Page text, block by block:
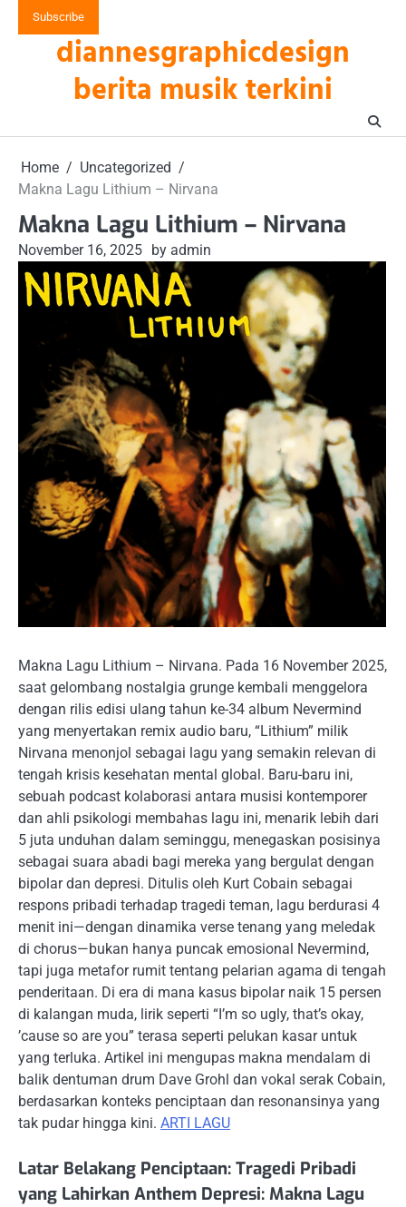
Subscribe
diannesgraphicdesign
berita musik terkini
Home
Uncategorized
Makna Lagu Lithium – Nirvana
Makna Lagu Lithium – Nirvana
November 16, 2025 by admin
Makna Lagu Lithium – Nirvana. Pada 16 November 2025,
saat gelombang nostalgia grunge kembali menggelora
dengan rilis edisi ulang tahun ke-34 album Nevermind
yang menyertakan remix audio baru, “Lithium” milik
Nirvana menonjol sebagai lagu yang semakin relevan di
tengah krisis kesehatan mental global. Baru-baru ini,
sebuah podcast kolaborasi antara musisi kontemporer
dan ahli psikologi membahas lagu ini, menarik lebih dari
5 juta unduhan dalam seminggu, menegaskan posisinya
sebagai suara abadi bagi mereka yang bergulat dengan
bipolar dan depresi. Ditulis oleh Kurt Cobain sebagai
respons pribadi terhadap tragedi teman, lagu berdurasi 4
menit ini—dengan dinamika verse tenang yang meledak
di chorus—bukan hanya puncak emosional Nevermind,
tapi juga metafor rumit tentang pelarian agama di tengah
penderitaan. Di era di mana kasus bipolar naik 15 persen
di kalangan muda, lirik seperti “I’m so ugly, that’s okay,
’cause so are you” terasa seperti pelukan kasar untuk
yang terluka. Artikel ini mengupas makna mendalam di
balik dentuman drum Dave Grohl dan vokal serak Cobain,
berdasarkan konteks penciptaan dan resonansinya yang
tak pudar hingga kini. ARTI LAGU
Latar Belakang Penciptaan: Tragedi Pribadi
yang Lahirkan Anthem Depresi: Makna Lagu